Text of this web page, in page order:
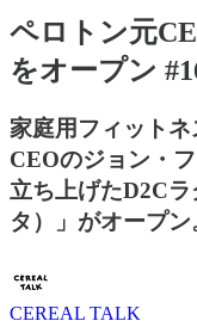
ペロトン元
をオープン
家庭用フィット
CEOのジョン・
立ち上げたD2C
タ）」がオープン
CEREAL TALK